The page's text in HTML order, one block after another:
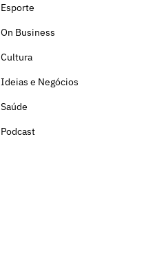
Esporte
On Business
Cultura
Ideias e Negócios
Saúde
Podcast